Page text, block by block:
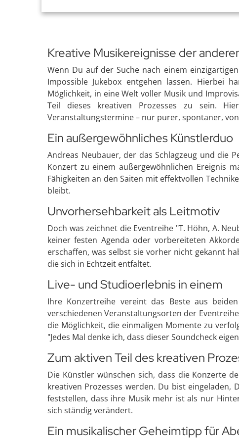
Kreative Musikereignisse der
Wenn Du auf der Suche nach einem
Impossible Jukebox entgehen lassen. Hierbei
Möglichkeit, in eine Welt voller Musik und
Teil dieses kreativen Prozesses zu sein.
Veranstaltungstermine – nur purer, spontaner,
Ein außergewöhnliches Künstlerduo
Andreas Neubauer, der das Schlagzeug und die
Konzert zu einem außergewöhnlichen Ereignis
Fähigkeiten an den Saiten mit effektvollen
bleibt.
Unvorhersehbarkeit als Leitmotiv
Doch was zeichnet die Eventreihe "T. Höhn, A.
keiner festen Agenda oder vorbereiteten
erschaffen, was selbst sie vorher nicht gekannt
die sich in Echtzeit entfaltet.
Live- und Studioerlebnis in einem
Ihre Konzertreihe vereint das Beste aus
verschiedenen Veranstaltungsorten der
die Möglichkeit, die einmaligen Momente zu
"Jedes Mal denke ich, dass dieser Soundcheck
Zum aktiven Teil des kreativen
Die Künstler wünschen sich, dass die Konzerte
kreativen Prozesses werden. Du bist
feststellen, dass ihre Musik mehr ist als nur
sich ständig verändert.
Ein musikalischer Geheimtipp für